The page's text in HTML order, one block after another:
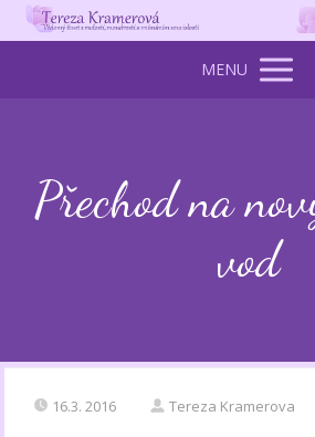
MENU
Přechod na
vod
16.3. 2016 Tereza Kramerova